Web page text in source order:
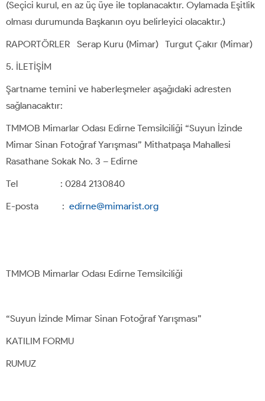
(Seçici kurul, en az üç üye ile toplanacaktır. Oylamada Eşitlik
olması durumunda Başkanın oyu belirleyici olacaktır.)
RAPORTÖRLER Serap Kuru (Mimar) Turgut Çakır (Mimar)
İLETİŞİM
Şartname temini ve haberleşmeler aşağıdaki adresten
sağlanacaktır:
TMMOB Mimarlar Odası Edirne Temsilciliği “Suyun İzinde
Mimar Sinan Fotoğraf Yarışması” Mithatpaşa Mahallesi
Rasathane Sokak No. 3 – Edirne
Tel : 0284 2130840
E-posta : edirne@mimarist.org
TMMOB Mimarlar Odası Edirne Temsilciliği
“Suyun İzinde Mimar Sinan Fotoğraf Yarışması”
KATILIM FORMU
RUMUZ